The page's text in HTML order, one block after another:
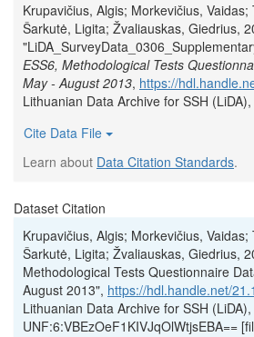
Krupavičius, Algis; Morkevičius,
Šarkutė, Ligita; Žvaliauskas, Giedrius,
ESS6, Methodological Tests
May - August 2013, https://
Lithuanian Data Archive for SSH (LiDA),
Cite Data File
Learn about Data Citation Standards.
Dataset Citation
Krupavičius, Algis; Morkevičius,
Šarkutė, Ligita; Žvaliauskas, Giedrius,
Methodological Tests Questionnaire
August 2013", https://hdl.handle.net/
Lithuanian Data Archive for SSH (LiDA),
UNF:6:VBEzOeF1KIVJqOlWtjsEBA==